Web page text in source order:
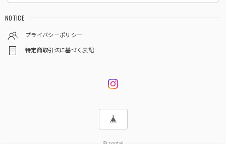
NOTICE
プライバシーポリシー
特定商取引法に基づく表記